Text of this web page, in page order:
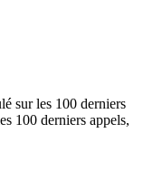
sur les 100 derniers
100 derniers appels,